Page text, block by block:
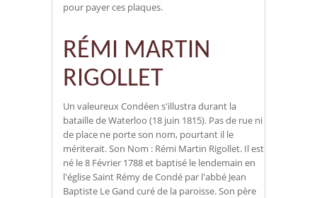
pour payer ces plaques.
RÉMI MARTIN
RIGOLLET
Un valeureux Condéen s'illustra durant la
bataille de Waterloo (18 juin 1815). Pas de rue ni
de place ne porte son nom, pourtant il le
mériterait. Son Nom : Rémi Martin Rigollet. Il est
né le 8 Février 1788 et baptisé le lendemain en
l'église Saint Rémy de Condé par l'abbé Jean
Baptiste Le Gand curé de la paroisse. Son père